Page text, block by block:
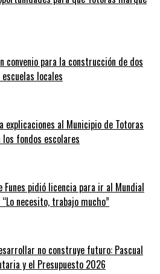
convenio para la construcción de dos
locales
explicaciones al Municipio de Totoras
fondos escolares
Funes pidió licencia para ir al Mundial
necesito, trabajo mucho”
no construye futuro: Pascual
y el Presupuesto 2026